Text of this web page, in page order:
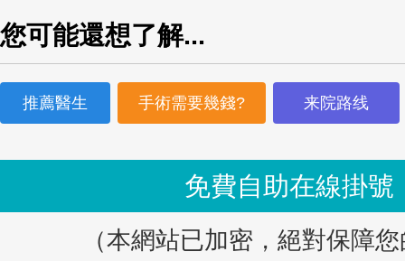
您可能還想了解...
推薦醫生 手術需要幾錢? 来院路线
免費自助在線掛號
（本網站已加密，絕對保障